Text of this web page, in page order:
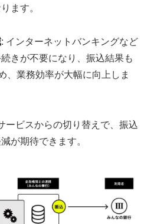
ます。
: インターネットバンキングなど
きが不要になり、振込結果も
、業務効率が大幅に向上しま
ービスからの切り替えで、振込
が期待できます。